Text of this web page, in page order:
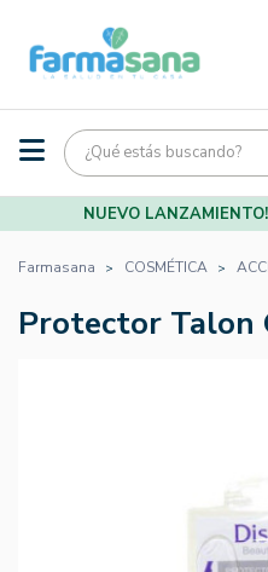
NUEVO
Farmasana COSMÉTICA
Protector Talon